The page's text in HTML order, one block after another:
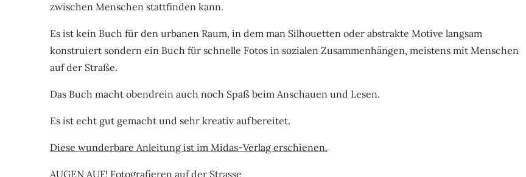
zwischen Menschen stattfinden kann.
Es ist kein Buch für den urbanen Raum, in dem man Silhouetten oder abstrakte Motive langsam
konstruiert sondern ein Buch für schnelle Fotos in sozialen Zusammenhängen, meistens mit Menschen
auf der Straße.
Das Buch macht obendrein auch noch Spaß beim Anschauen und Lesen.
Es ist echt gut gemacht und sehr kreativ aufbereitet.
Diese wunderbare Anleitung ist im Midas-Verlag erschienen.
AUGEN AUF! Fotografieren auf der Strasse